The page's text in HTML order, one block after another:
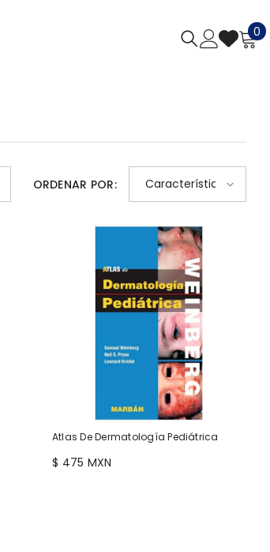
00
ORDENAR POR: Características
Atlas De Dermatología Pediátrica
$ 475 MXN